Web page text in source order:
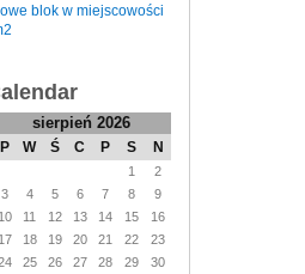
blok w miejscowości
sierpień 2026
P W Ś C P S N
1
2
3
4 5 6 7 8
9
10
11 12 13 14 15
16
17
18 19 20 21 22
23
25 26 27 28 29
30